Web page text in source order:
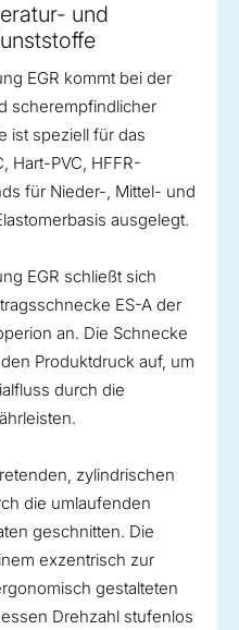
und
EGR kommt bei der
scherempfindlicher
ist speziell für das
Hart-PVC, HFFR-
für Nieder-, Mittel- und
ausgelegt.
EGR schließt sich
ES-A der
an. Die Schnecke
Produktdruck auf, um
durch die
zylindrischen
die umlaufenden
geschnitten. Die
exzentrisch zur
gestalteten
Drehzahl stufenlos